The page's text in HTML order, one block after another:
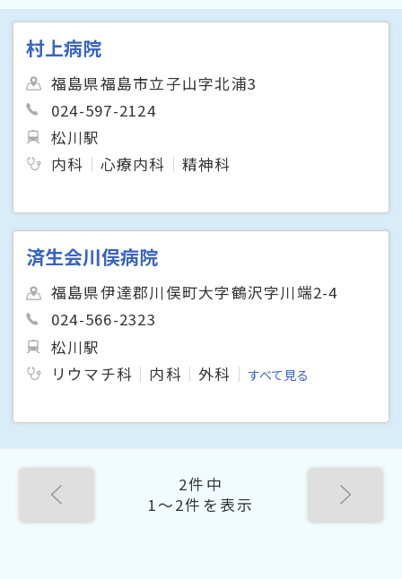
村上病院
福島県福島市立子山字北浦3
024-597-2124
松川駅
内科
心療内科 精神科
済生会川俣病院
福島県伊達郡川俣町大字鶴沢字川端2-4
024-566-2323
松川駅
リウマチ科
内科 外科 すべて見る
2件中
1〜2件を表示